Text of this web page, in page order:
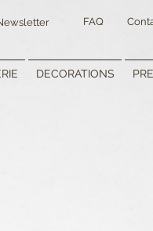
FAQ
DECORATIONS